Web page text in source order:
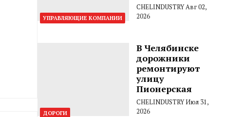
УПРАВЛЯЮЩИЕ КОМПАНИИ
CHELINDUSTRYАвг 02,
2026
ДОРОГИ
В Челябинске
дорожники
ремонтируют
улицу
Пионерская
CHELINDUSTRYИюл 31,
2026